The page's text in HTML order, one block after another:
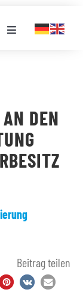
Toggle
DEN
Beitrag teilen